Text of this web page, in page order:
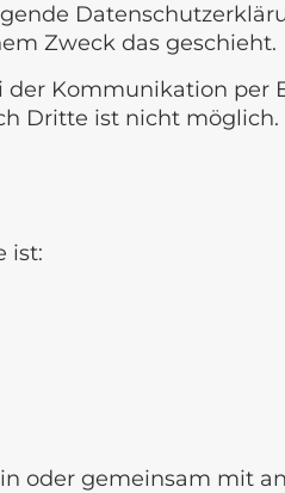
Zweck das geschieht.
Kommunikation per
Dritte ist nicht möglich.
ist:
oder gemeinsam mit